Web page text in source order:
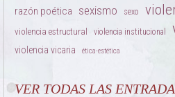
razón poética sexismo sexo
violencia estructural violencia institucional
violencia vicaria ética-estética
VER TODAS LAS